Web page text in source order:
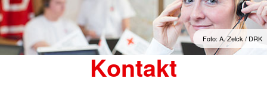
Foto: A. Zelck / DRK
Kontakt